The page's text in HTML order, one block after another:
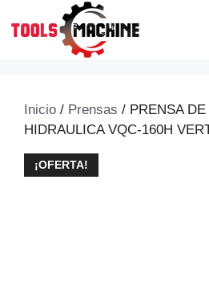
Inicio / Prensas / PRENSA
HIDRAULICA VQC-160H
¡OFERTA!